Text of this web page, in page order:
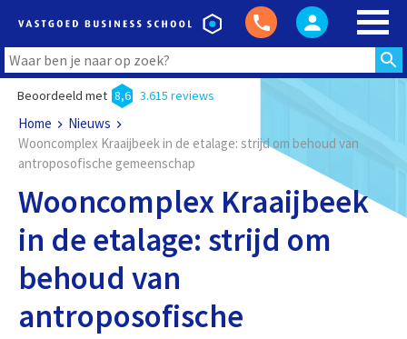
Beoordeeld met 8,6 3.615 reviews
Home
Nieuws
Wooncomplex Kraaijbeek in de etalage: strijd om behoud van
antroposofische gemeenschap
Wooncomplex Kraaijbeek
in de etalage: strijd om
behoud van
antroposofische